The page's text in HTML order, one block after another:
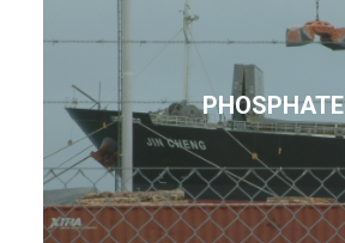
PHOSPHATE